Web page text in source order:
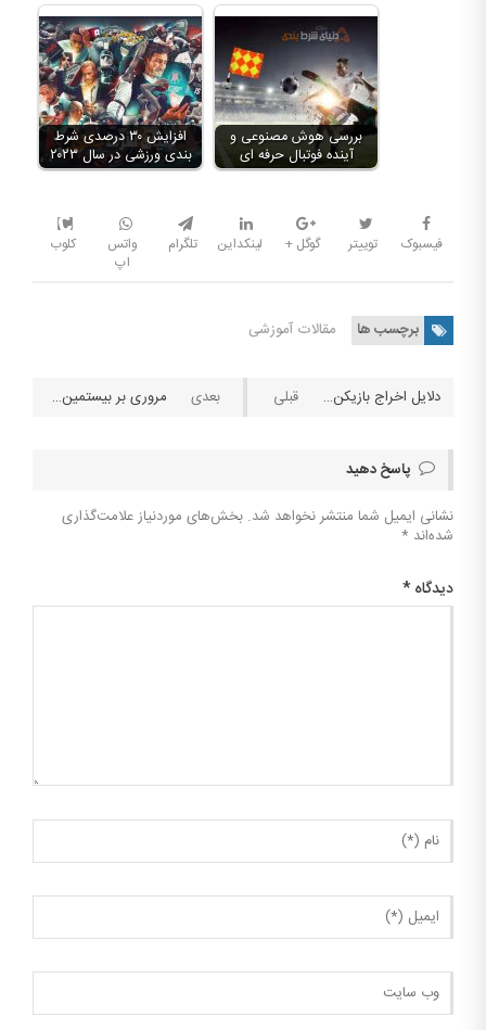
افزایش ۳۰ درصدی شرط
بندی ورزشی در سال ۲۰۲۳
بررسی هوش مصنوعی و
آینده فوتبال حرفه ای
فیسبوک توییتر گوگل + لینکداین تلگرام
واتس
اپ
کلوب
برچسب ها مقالات آموزشی
دلایل اخراج بازیکن از کازینو آنلاین مروری بر بیستمین جشن حافظ
پاسخ دهید
نشانی ایمیل شما منتشر نخواهد شد. بخش‌های موردنیاز علامت‌گذاری
شده‌اند *
دیدگاه *